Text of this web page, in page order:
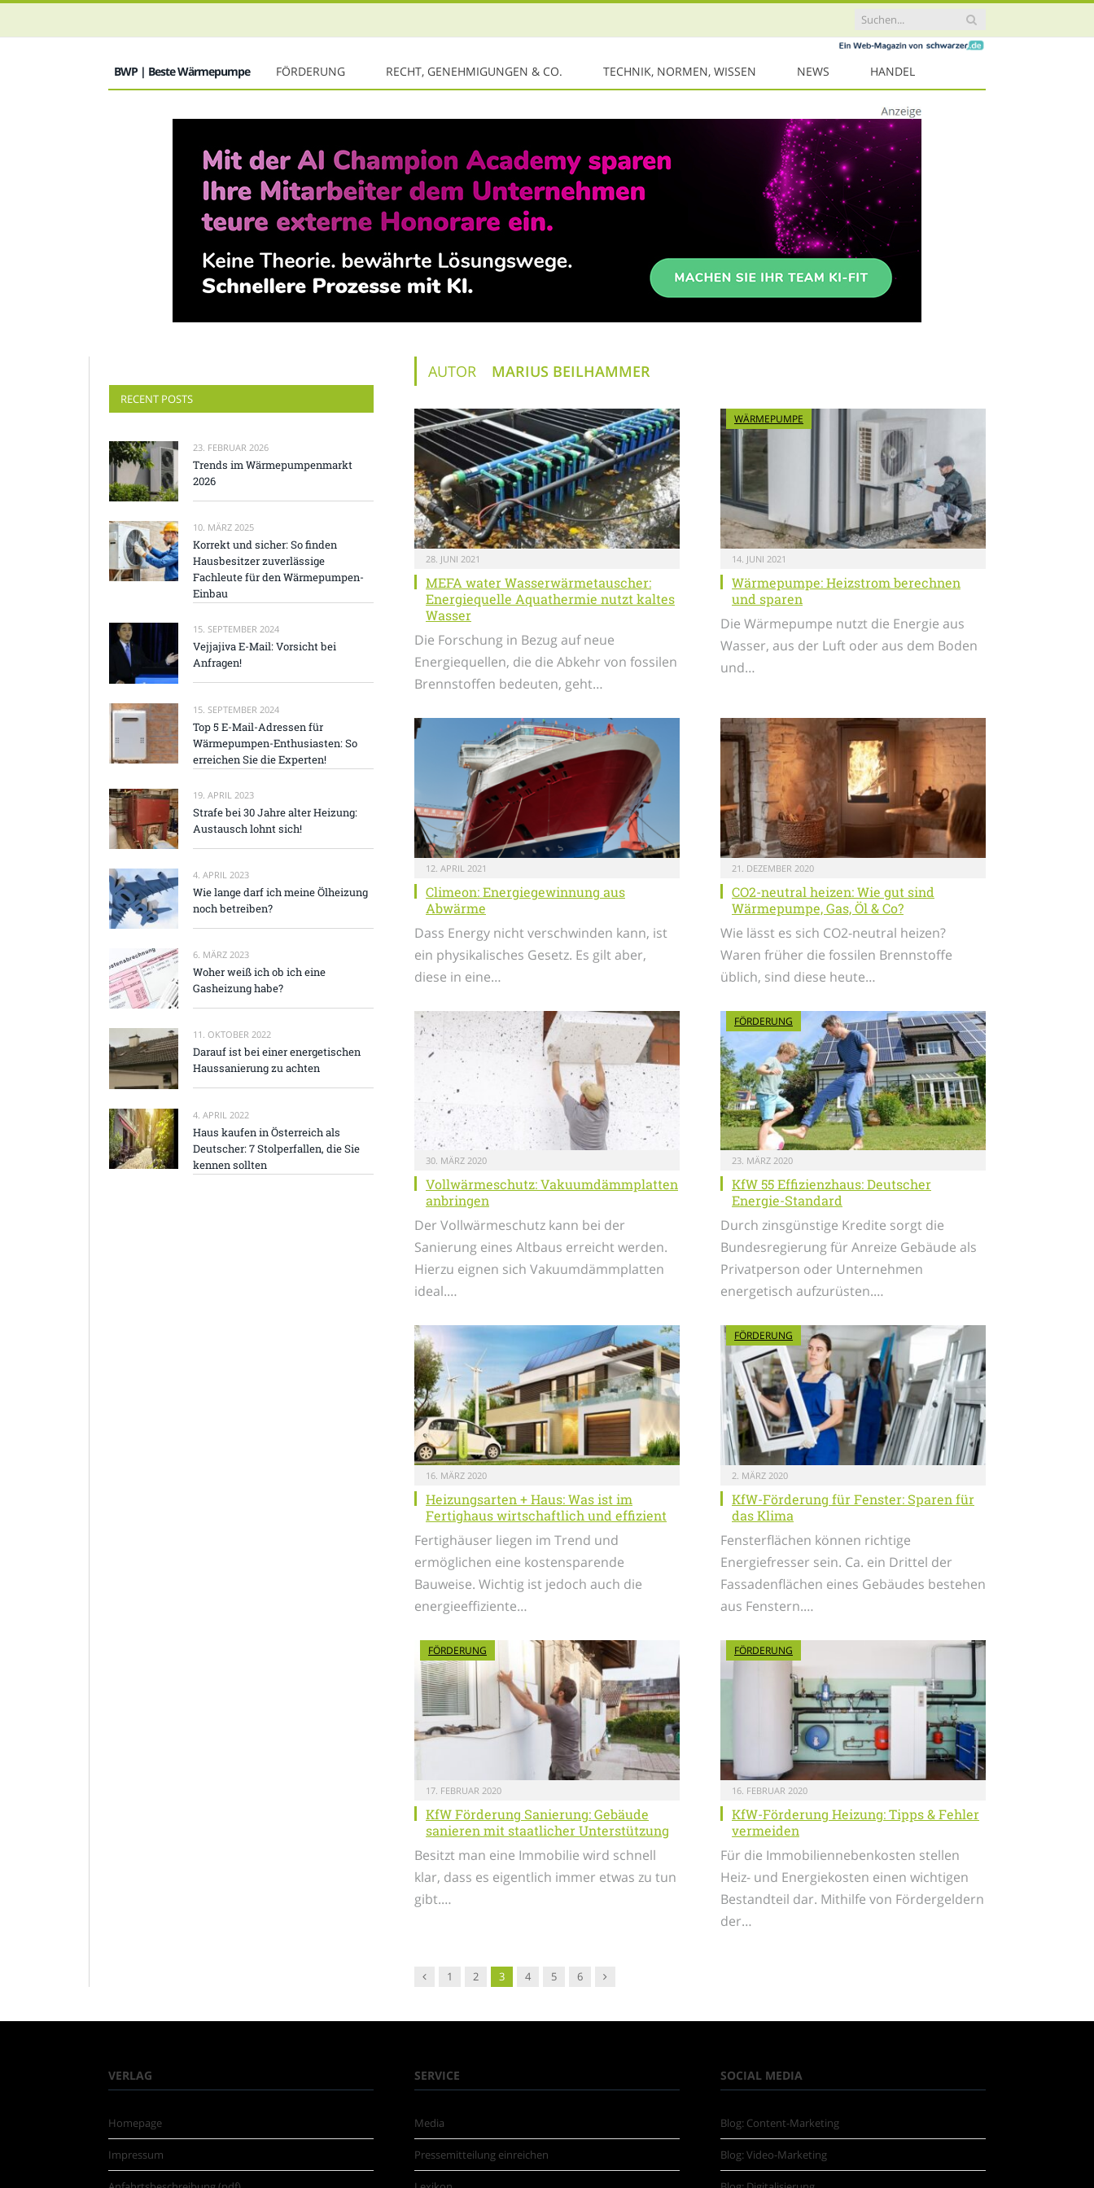
BWP | Beste Wärmepumpe FÖRDERUNG RECHT, GENEHMIGUNGEN & CO. TECHNIK, NORMEN, WISSEN NEWS HANDEL
AUTOR MARIUS BEILHAMMER
28. JUNI 2021
MEFA water Wasserwärmetauscher:
Energiequelle Aquathermie nutzt kaltes
Wasser
Die Forschung in Bezug auf neue
Energiequellen, die die Abkehr von fossilen
Brennstoffen bedeuten, geht…
WÄRMEPUMPE
14. JUNI 2021
Wärmepumpe: Heizstrom berechnen
und sparen
Die Wärmepumpe nutzt die Energie aus
Wasser, aus der Luft oder aus dem Boden
und…
12. APRIL 2021
Climeon: Energiegewinnung aus
Abwärme
Dass Energy nicht verschwinden kann, ist
ein physikalisches Gesetz. Es gilt aber,
diese in eine…
21. DEZEMBER 2020
CO2-neutral heizen: Wie gut sind
Wärmepumpe, Gas, Öl & Co?
Wie lässt es sich CO2-neutral heizen?
Waren früher die fossilen Brennstoffe
üblich, sind diese heute…
30. MÄRZ 2020
Vollwärmeschutz: Vakuumdämmplatten
anbringen
Der Vollwärmeschutz kann bei der
Sanierung eines Altbaus erreicht werden.
Hierzu eignen sich Vakuumdämmplatten
ideal.…
FÖRDERUNG
23. MÄRZ 2020
KfW 55 Effizienzhaus: Deutscher
Energie-Standard
Durch zinsgünstige Kredite sorgt die
Bundesregierung für Anreize Gebäude als
Privatperson oder Unternehmen
energetisch aufzurüsten.…
16. MÄRZ 2020
Heizungsarten + Haus: Was ist im
Fertighaus wirtschaftlich und effizient
Fertighäuser liegen im Trend und
ermöglichen eine kostensparende
Bauweise. Wichtig ist jedoch auch die
energieeffiziente…
FÖRDERUNG
2. MÄRZ 2020
KfW-Förderung für Fenster: Sparen für
das Klima
Fensterflächen können richtige
Energiefresser sein. Ca. ein Drittel der
Fassadenflächen eines Gebäudes bestehen
aus Fenstern.…
FÖRDERUNG
17. FEBRUAR 2020
KfW Förderung Sanierung: Gebäude
sanieren mit staatlicher Unterstützung
Besitzt man eine Immobilie wird schnell
klar, dass es eigentlich immer etwas zu tun
gibt.…
FÖRDERUNG
16. FEBRUAR 2020
KfW-Förderung Heizung: Tipps & Fehler
vermeiden
Für die Immobiliennebenkosten stellen
Heiz- und Energiekosten einen wichtigen
Bestandteil dar. Mithilfe von Fördergeldern
der…
Vorgänger
1 2 3 4 5 6 Nachfolger
RECENT POSTS
23. FEBRUAR 2026
Trends im Wärmepumpenmarkt
2026
10. MÄRZ 2025
Korrekt und sicher: So finden
Hausbesitzer zuverlässige
Fachleute für den Wärmepumpen-
Einbau
15. SEPTEMBER 2024
Vejjajiva E-Mail: Vorsicht bei
Anfragen!
15. SEPTEMBER 2024
Top 5 E-Mail-Adressen für
Wärmepumpen-Enthusiasten: So
erreichen Sie die Experten!
19. APRIL 2023
Strafe bei 30 Jahre alter Heizung:
Austausch lohnt sich!
4. APRIL 2023
Wie lange darf ich meine Ölheizung
noch betreiben?
6. MÄRZ 2023
Woher weiß ich ob ich eine
Gasheizung habe?
11. OKTOBER 2022
Darauf ist bei einer energetischen
Haussanierung zu achten
4. APRIL 2022
Haus kaufen in Österreich als
Deutscher: 7 Stolperfallen, die Sie
kennen sollten
VERLAG
Homepage
Impressum
SERVICE
Media
Pressemitteilung einreichen
SOCIAL MEDIA
Blog: Content-Marketing
Blog: Video-Marketing